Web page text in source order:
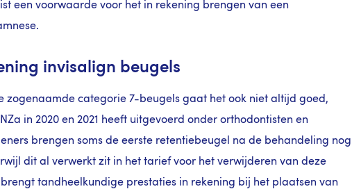
een voorwaarde voor het in rekening brengen van een
invisalign beugels
zogenaamde categorie 7-beugels gaat het ook niet altijd goed,
in 2020 en 2021 heeft uitgevoerd onder orthodontisten en
brengen soms de eerste retentiebeugel na de behandeling nog
dit al verwerkt zit in het tarief voor het verwijderen van deze
tandheelkundige prestaties in rekening bij het plaatsen van